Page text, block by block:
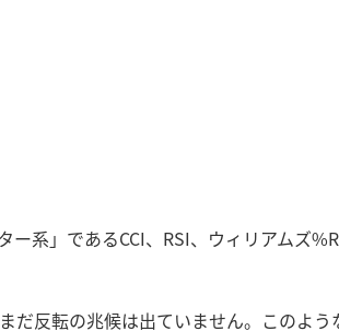
系」であるCCI、RSI、ウィリアムズ
だ反転の兆候は出ていません。このよ